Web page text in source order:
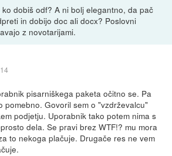
dobiš odf? A ni bolj elegantno, da pač
in dobijo doc ali docx? Poslovni
z novotarijami.
pisarniškega paketa očitno se. Pa
pomebno. Govoril sem o "vzdrževalcu"
podjetju. Uporabnik tako potem nima s
dela. Se pravi brez WTF!? mu mora
to nekoga plačuje. Drugače res ne vem